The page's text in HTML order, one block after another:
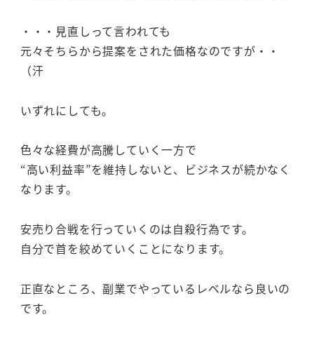
・・・見直しって言われても
元々そちらから提案をされた価格なのですが・・
（汗
いずれにしても。
色々な経費が高騰していく一方で
“高い利益率”を維持しないと、ビジネスが続かなく
なります。
安売り合戦を行っていくのは自殺行為です。
自分で首を絞めていくことになります。
正直なところ、副業でやっているレベルなら良いの
です。